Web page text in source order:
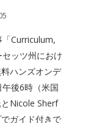
Curriculum,
ッツ州におけ
ハンズオンデ
後6時（米国
Nicole Sherf
ガイド付きで